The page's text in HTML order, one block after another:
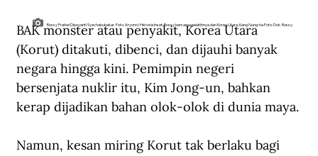
Rossy Pratiwi Dipoyanti Syechabubakar. Foto: Aryono/Historia Inset: Rossy bersama pelatihnya dari Korea Utara, Kang Nung-ha Foto: Dok. Rossy.
BAK monster atau penyakit, Korea Utara
(Korut) ditakuti, dibenci, dan dijauhi banyak
negara hingga kini. Pemimpin negeri
bersenjata nuklir itu, Kim Jong-un, bahkan
kerap dijadikan bahan olok-olok di dunia maya.
Namun, kesan miring Korut tak berlaku bagi